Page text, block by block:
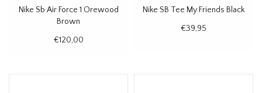
Nike Sb Air Force 1 Orewood
Brown
€120,00
Nike SB Tee My Friends Black
€39,95